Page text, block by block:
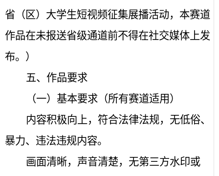
省（区）大学生短视频征集展播活动，本赛道
作品在未报送省级通道前不得在社交媒体上发
布。）
五、作品要求
（一）基本要求（所有赛道适用）
内容积极向上，符合法律法规，无低俗、
暴力、违法违规内容。
画面清晰，声音清楚，无第三方水印或